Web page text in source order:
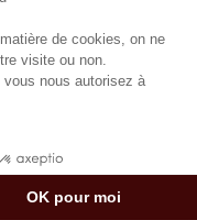
&
€